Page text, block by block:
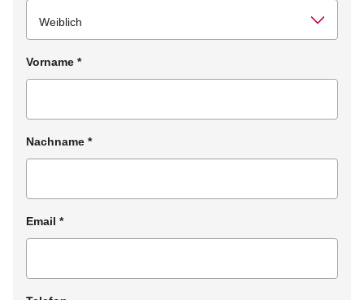
Vorname *
Nachname *
Email *